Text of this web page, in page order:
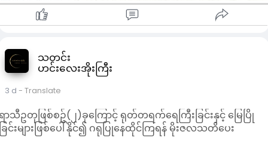
သတင်း
ဟင်းလေးအိုးကြီး
3 d - Translate
ာသီဥတုဖြစ်စဥ်(၂)ခုကြောင့် ရုတ်တရက်ရေကြီးခြင်းနှင့် မြေပြို
ြင်းများဖြစ်ပေါ်နိုင်၍ ဂရုပြုနေထိုင်ကြရန် မိုးဇလသတိပေး